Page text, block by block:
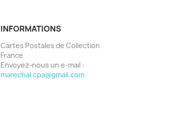
INFORMATIONS
Cartes Postales de Collection
France
Envoyez-nous un e-mail :
marechal.cpa@gmail.com